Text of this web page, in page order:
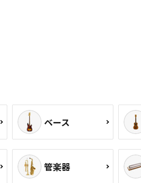
ベース
管楽器